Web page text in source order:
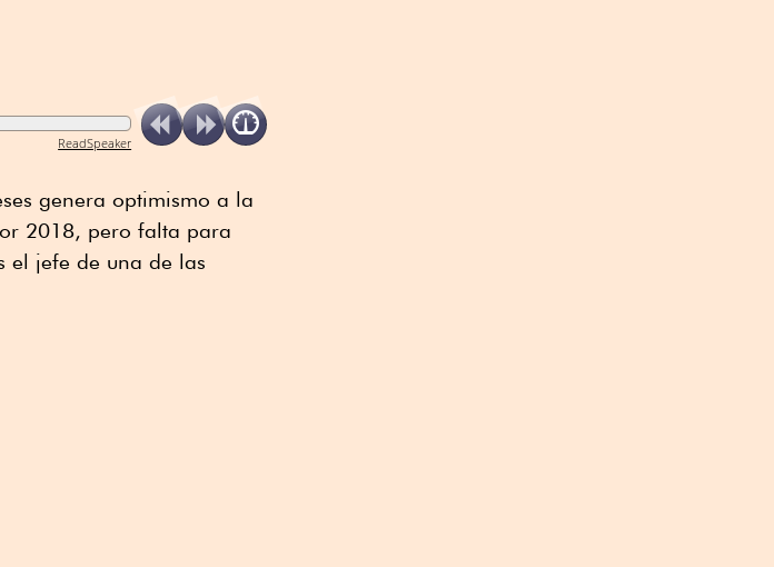
ReadSpeaker
genera optimismo a la
2018, pero falta para
el jefe de una de las